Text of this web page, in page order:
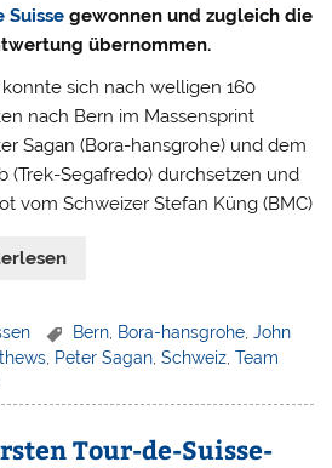
Suisse gewonnen und zugleich die
übernommen.
sich nach welligen 160
nach Bern im Massensprint
Sagan (Bora-hansgrohe) und dem
(Trek-Segafredo) durchsetzen und
vom Schweizer Stefan Küng (BMC)
Bern Bora-hansgrohe ,John
, Peter Sagan,Schweiz,Team
Tour-de-Suisse-